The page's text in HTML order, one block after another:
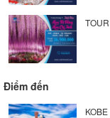
Điểm đến